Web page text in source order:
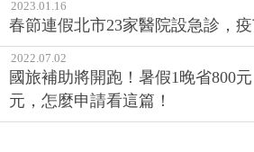
2023.01.16
春節連假北市23家醫院設急診，
2022.07.02
國旅補助將開跑！暑假1晚省800
元，怎麼申請看這篇！